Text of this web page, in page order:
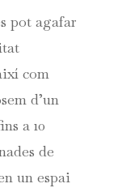
pot agafar
com
d’un
a 10
de
un espai